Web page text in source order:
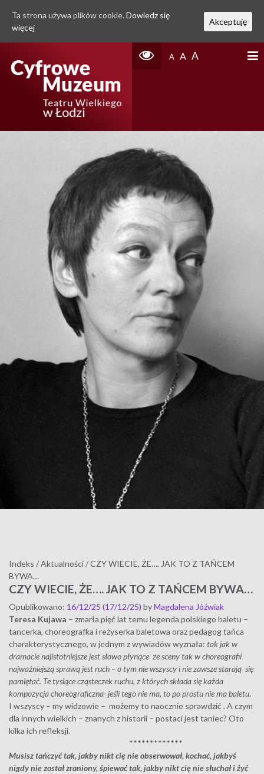
A A A
Indeks /Aktualności/CZY WIECIE, ŻE…. JAK TO Z TAŃCEM
BYWA…
CZY WIECIE, ŻE…. JAK TO Z TAŃCEM BYWA…
Opublikowano: 16/12/25 (17/12/25) byMagdalena Jóźwiak
Teresa Kujawa – zmarła pięć lat temu legenda polskiego baletu –
tancerka, choreografka i reżyserka baletowa oraz pedagog tańca
charakterystycznego, w jednym z wywiadów wyznała: tak jak w
dramacie najistotniejsze jest słowo płynące ze sceny tak w choreografii
najważniejszą sprawą jest ruch – o tym nie wszyscy i nie zawsze starają się
pamiętać. Te tysiące cząsteczek ruchu, z których składa się każda
kompozycja choreograficzna- jeśli tego nie ma, to po prostu nie ma baletu.
I wszyscy – my widzowie – możemy to naocznie sprawdzić . A czym
dla innych wielkich – znanych z historii – postaci jest taniec? Oto
kilka ich refleksji.
*************
Musisz tańczyć tak, jakby nikt cię nie obserwował, kochać, jakbyś
nigdy nie został zraniony, śpiewać tak, jakby nikt cię nie słuchał i żyć
Ta strona używa plików cookie. Dowiedz się
więcej
Akceptuję